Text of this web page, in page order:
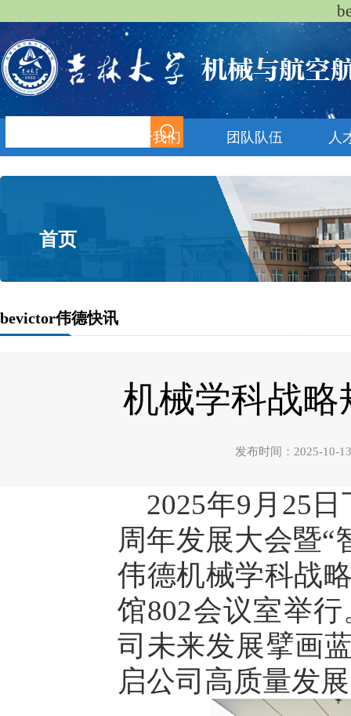
关于我们 团队队伍 人
首页
bevictor伟德快讯
机械学科战略
发布时间：2025-
2025年9月25
周年发展大会暨“
伟德机械学科战
馆802会议室举
司未来发展擘画
启公司高质量发